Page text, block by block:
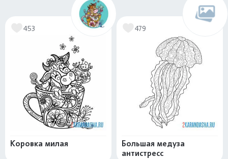
453
Коровка милая
479
Большая медуза
антистресс